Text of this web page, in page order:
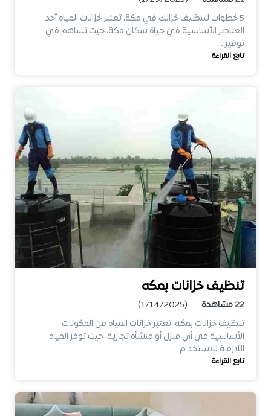
5 خطوات لتنظيف خزانك في مكة، تعتبر خزانات المياه أحد
العناصر الأساسية في حياة سكان مكة، حيث تساهم في
توفير…
تابع القراءة
تنظيف خزانات بمكه
22مشاهدة
(1/14/2025)
تنظيف خزانات بمكه، تعتبر خزانات المياه من المكونات
الأساسية في أي منزل أو منشأة تجارية، حيث توفر المياه
اللازمـة للاستخدام…
تابع القراءة